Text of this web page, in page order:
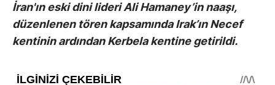
İran'ın eski dini lideri Ali Hamaney’in naaşı,
düzenlenen tören kapsamında Irak’ın Necef
kentinin ardından Kerbela kentine getirildi.